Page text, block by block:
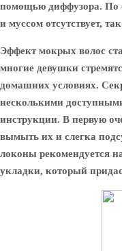
помощью диффузора. По
и муссом отсутствует,
Эффект мокрых волос
многие девушки
домашних условиях.
несколькими
инструкции. В первую
вымыть их и слегка
локоны рекомендуется
укладки, который